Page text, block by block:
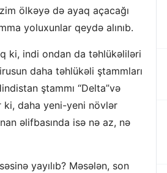
ölkəyə də ayaq açacağı
yoluxunlar qeydə alınıb.
ki, indi ondan da təhlükəliləri
daha təhlükəli ştammları
ştammı “Delta”və
ki, daha yeni-yeni növlər
əlifbasında isə nə az, nə
yayılıb? Məsələn, son